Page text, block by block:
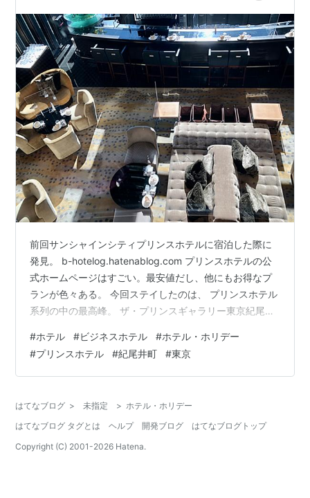
前回サンシャインシティプリンスホテルに宿泊した際に
発見。 b-hotelog.hatenablog.com プリンスホテルの公
式ホームページはすごい。最安値だし、他にもお得なプ
ランが色々ある。 今回ステイしたのは、 プリンスホテル
系列の中の最高峰。 ザ・プリンスギャラリー東京紀尾井
得したばかりのイケイケだとか。
www.princehotels.co.jp もちろんお値段も５つ星なので
すが、たまったますごいプランを見つけたので予約。 プ
ンテラス紀尾井町という高層…
#ホテル #ビジネスホテル #ホテル・ホリデー
#プリンスホテル #紀尾井町 #東京
はてなブログ > 未指定 > ホテル・ホリデー
はてなブログ タグとは
ヘルプ 開発ブログ
はてなブログトップ
Copyright (C) 2001-2026 Hatena.